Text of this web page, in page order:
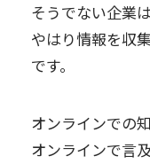
そうでない企業
やはり情報を収
です。
オンラインでの
オンラインで言